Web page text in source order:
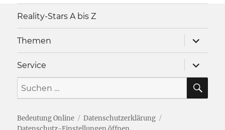
Reality-Stars A bis Z
Themen
anzeigen
Service
anzeigen
Suche
nach:
Bedeutung Online
Datenschutzerklärung